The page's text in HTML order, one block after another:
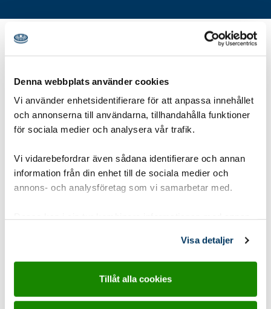
Denna webbplats använder cookies
Vi använder enhetsidentifierare för att anpassa innehållet
och annonserna till användarna, tillhandahålla funktioner
för sociala medier och analysera vår trafik.
Vi vidarebefordrar även sådana identifierare och annan
information från din enhet till de sociala medier och
annons- och analysföretag som vi samarbetar med.
samlat in när du har använt deras tjänster.
Visa detaljer
Tillåt alla cookies
Visar 441 - 441 av 441 aktiviteter